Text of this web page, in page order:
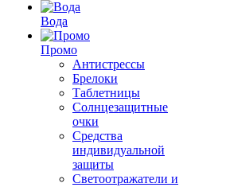
Вода
Промо
Антистрессы
Брелоки
Таблетницы
Солнцезащитные
очки
Средства
индивидуальной
защиты
Светоотражатели и